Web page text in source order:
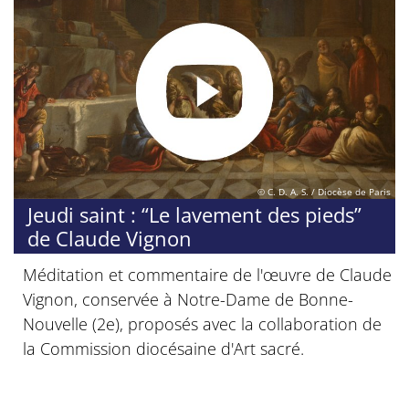
© C. D. A. S. / Diocèse de Paris
Jeudi saint : “Le lavement des pieds”
de Claude Vignon
Méditation et commentaire de l'œuvre de Claude
Vignon, conservée à Notre-Dame de Bonne-
Nouvelle (2e), proposés avec la collaboration de
la Commission diocésaine d'Art sacré.